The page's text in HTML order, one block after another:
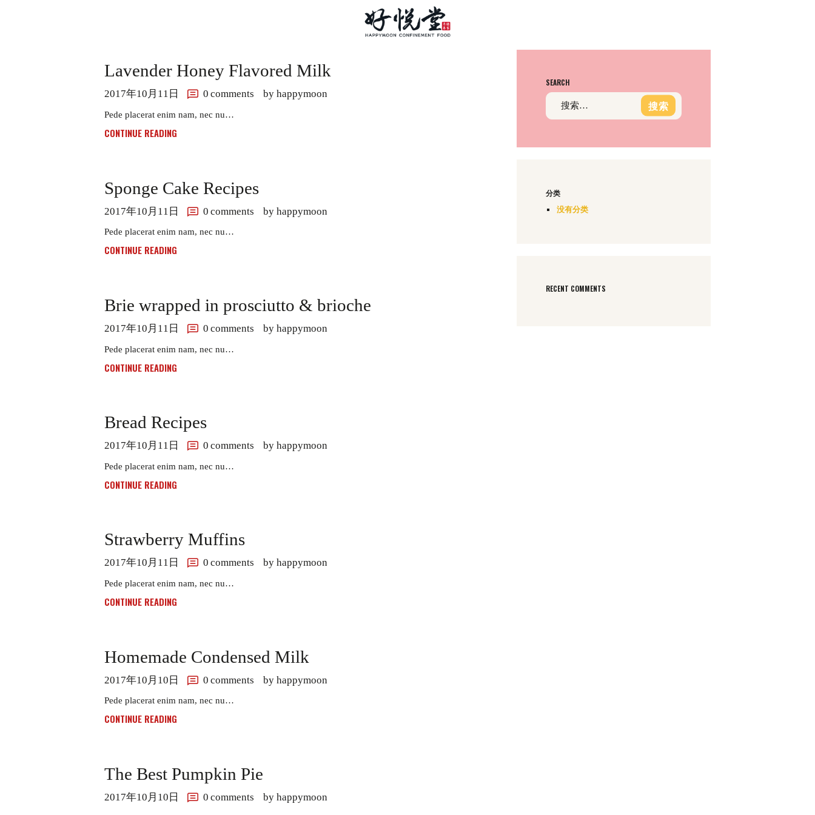
首页
Lavender Honey Flavored Milk
2017年10月11日 0 comments by happymoon
Pede placerat enim nam, nec nu…
CONTINUE READING
Sponge Cake Recipes
2017年10月11日 0 comments by happymoon
Pede placerat enim nam, nec nu…
CONTINUE READING
Brie wrapped in prosciutto & brioche
2017年10月11日 0 comments by happymoon
Pede placerat enim nam, nec nu…
CONTINUE READING
Bread Recipes
2017年10月11日 0 comments by happymoon
Pede placerat enim nam, nec nu…
CONTINUE READING
Strawberry Muffins
2017年10月11日 0 comments by happymoon
Pede placerat enim nam, nec nu…
CONTINUE READING
Homemade Condensed Milk
2017年10月10日 0 comments by happymoon
Pede placerat enim nam, nec nu…
CONTINUE READING
The Best Pumpkin Pie
2017年10月10日 0 comments by happymoon
SEARCH
搜
索：
分类
没有分类
RECENT COMMENTS